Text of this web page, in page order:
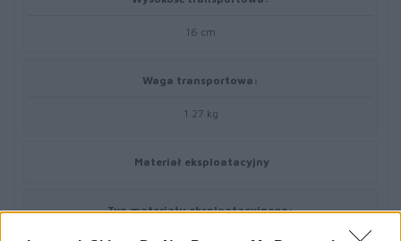
16 cm
Waga transportowa:
1.27 kg
Materiał eksploatacyjny
Typ materiału eksploatacyjnego: